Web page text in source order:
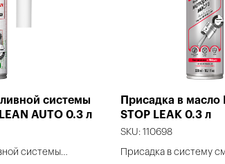
системы
AUTO 0.3 л
системы
Присадка в масло
STOP LEAK 0.3 л
SKU: 110698
Присадка в систему